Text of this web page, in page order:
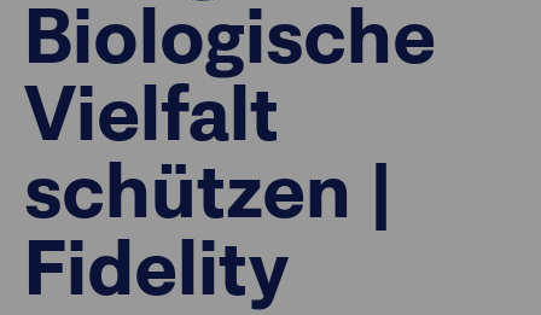
Anlagestrategien
Geschäftserfolg
Ansprechpartner
Biologische
Vielfalt
schützen |
Fidelity